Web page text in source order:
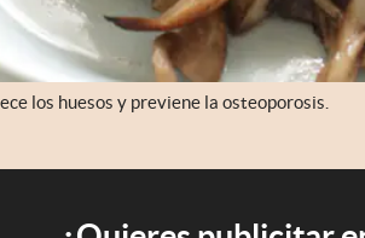
los huesos y previene la osteoporosis.